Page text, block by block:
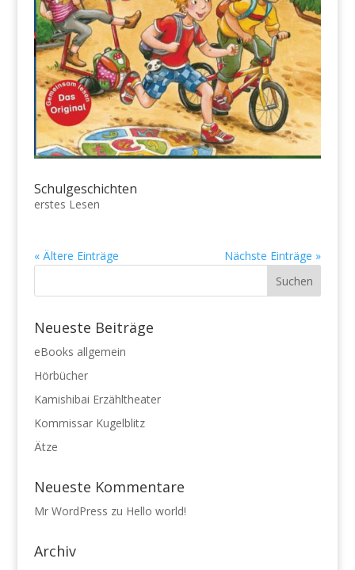
Schulgeschichten
erstes Lesen
« Ältere Einträge Nächste Einträge »
Neueste Beiträge
eBooks allgemein
Hörbücher
Kamishibai Erzähltheater
Kommissar Kugelblitz
Ätze
Neueste Kommentare
Mr WordPress zu Hello world!
Archiv